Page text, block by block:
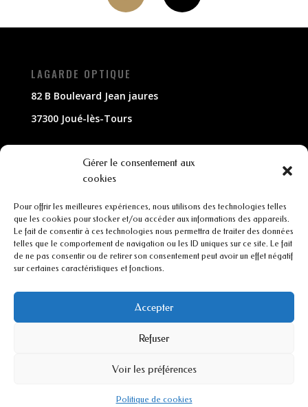
Gérer le consentement aux
cookies
Pour offrir les meilleures expériences, nous utilisons des technologies telles
que les cookies pour stocker et/ou accéder aux informations des appareils.
Le fait de consentir à ces technologies nous permettra de traiter des données
telles que le comportement de navigation ou les ID uniques sur ce site. Le fait
de ne pas consentir ou de retirer son consentement peut avoir un effet négatif
sur certaines caractéristiques et fonctions.
Accepter
Refuser
Voir les préférences
Politique de cookies
LAGARDE OPTIQUE
82 B Boulevard Jean jaures
37300 Joué-lès-Tours
02 47 63 79 33
contact@lagarde-optique.fr
INFORMATIONS
Mentions légales
Conditions générales de ventes
Politiques de cookies